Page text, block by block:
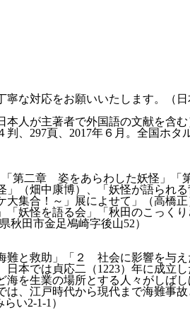
な対応をお願いいたします。（日
人が主著者で外国語の文献を含
、297頁、2017年６月。全国ホタ
第二章 姿をあらわした妖怪」
（畑中康博）、「妖怪が語られ
集合！～」展によせて」（高橋
妖怪を語る会」「秋田のこっく
田市金足鳰崎字後山52）
難と救助」「２ 社会に影響を与
本では貞応二（1223）年に成立
を生業の場所とする人々がしば
、江戸時代から現代まで海難事
い2-1-1）